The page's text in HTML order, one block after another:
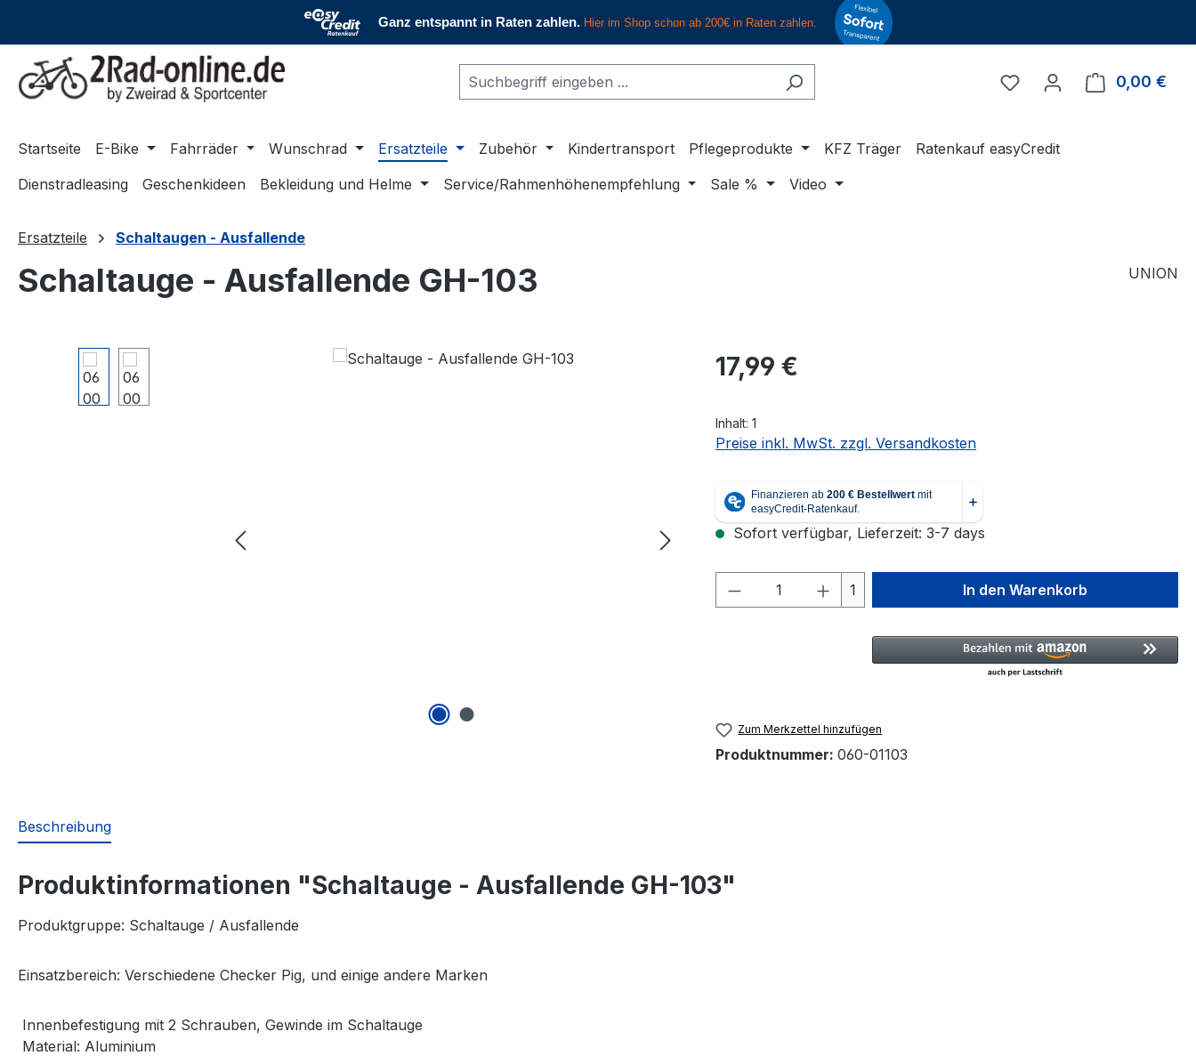
Hauptinhalt springen
Zur Suche springen
Zur Hauptnavigation springen
Du hast 0 Produkte auf
0,00 €
Startseite E-Bike Fahrräder Wunschrad Ersatzteile Zubehör Kindertransport Pflegeprodukte KFZ Träger
Ratenkauf easyCredit
Dienstradleasing
Geschenkideen Bekleidung und Helme Service/Rahmenhöhenempfehlung Sale % Video
Ersatzteile Schaltaugen - Ausfallende
Schaltauge - Ausfallende GH-103 UNION
Regulärer Preis:
17,99 €
Inhalt: 1
Preise inkl. MwSt. zzgl. Versandkosten
Sofort verfügbar, Lieferzeit: 3-7 days
Produkt Anzahl: Gib den gewünschten Wert
1 In den Warenkorb
Zum Merkzettel hinzufügen
Produktnummer: 060-01103
Beschreibung
Produktinformationen "Schaltauge - Ausfallende GH-103"
Produktgruppe: Schaltauge / Ausfallende
Einsatzbereich: Verschiedene Checker Pig, und einige andere Marken
Innenbefestigung mit 2 Schrauben, Gewinde im Schaltauge
Material: Aluminium